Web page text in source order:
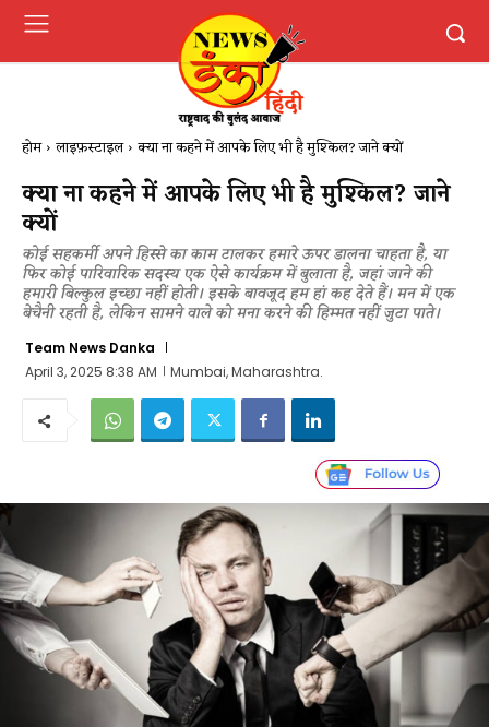
होम लाइफ़स्टाइल क्या ना कहने में आपके लिए भी है मुश्किल? जाने क्यों
क्या ना कहने में आपके लिए भी है मुश्किल? जाने
क्यों
कोई सहकर्मी अपने हिस्से का काम टालकर हमारे ऊपर डालना चाहता है, या
फिर कोई पारिवारिक सदस्य एक ऐसे कार्यक्रम में बुलाता है, जहां जाने की
हमारी बिल्कुल इच्छा नहीं होती। इसके बावजूद हम हां कह देते हैं। मन में एक
बेचैनी रहती है, लेकिन सामने वाले को मना करने की हिम्मत नहीं जुटा पाते।
Team News Danka
April 3, 2025 8:38 AM
Mumbai, Maharashtra.